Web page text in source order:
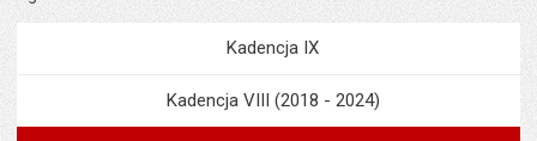
Menu
Kadencja IX
Kadencja VIII (2018 - 2024)